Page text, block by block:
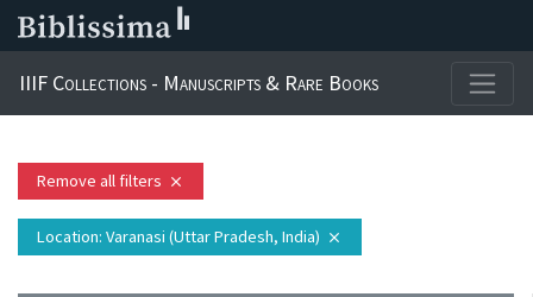
IIIF Collections - Manuscripts & Rare Books
Remove all filters close
Location: Varanasi (Uttar Pradesh, India) close